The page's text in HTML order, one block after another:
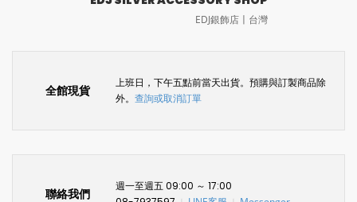
EDJ銀飾店〡台灣
全館現貨
上班日，下午五點前當天出貨。預購與訂製商品除
外。 查詢或取消訂單
聯絡我們
週一至週五 09:00 ～ 17:00